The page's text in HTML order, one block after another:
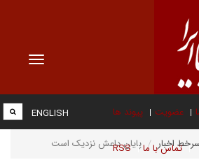
Toggle
عضویت پیوند ها
تماس با ما RSS
ENGLISH
اخبار پایان داعش نزدیک است